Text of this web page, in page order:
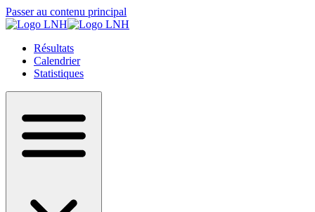
Passer au contenu principal
Résultats
Calendrier
Statistiques